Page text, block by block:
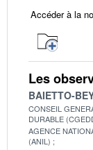
Accéder à la
Les
BAIETTO-
CONSEIL
DURABLE
AGENCE
(ANIL)